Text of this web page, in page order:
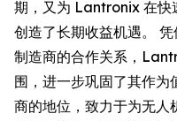
期，又为 Lantronix 在快
创造了长期收益机遇。
制造商的合作关系，
围，进一步巩固了其作为
商的地位，致力于为无人